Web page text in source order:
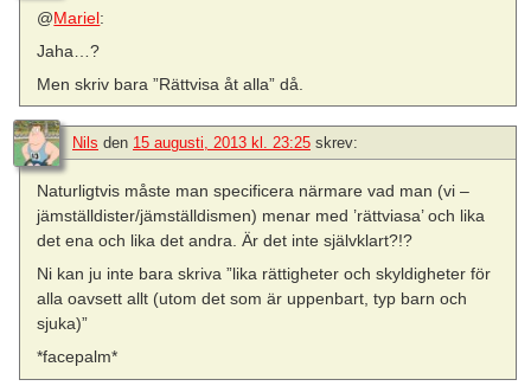
@Mariel:
Jaha…?
Men skriv bara ”Rättvisa åt alla” då.
Nils den 15 augusti, 2013 kl. 23:25 skrev:
Naturligtvis måste man specificera närmare vad man (vi –
jämställdister/jämställdismen) menar med ’rättviasa’ och lika
det ena och lika det andra. Är det inte självklart?!?
Ni kan ju inte bara skriva ”lika rättigheter och skyldigheter för
alla oavsett allt (utom det som är uppenbart, typ barn och
sjuka)”
*facepalm*